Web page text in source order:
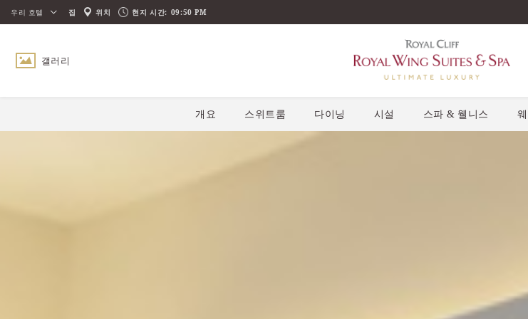
우리 호텔 집 위치 현지 시간: 09:50 PM
갤러리
개요 스위트룸 다이닝 시설 스파 & 웰니스